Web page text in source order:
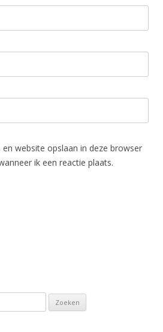
website opslaan in deze browser
ik een reactie plaats.